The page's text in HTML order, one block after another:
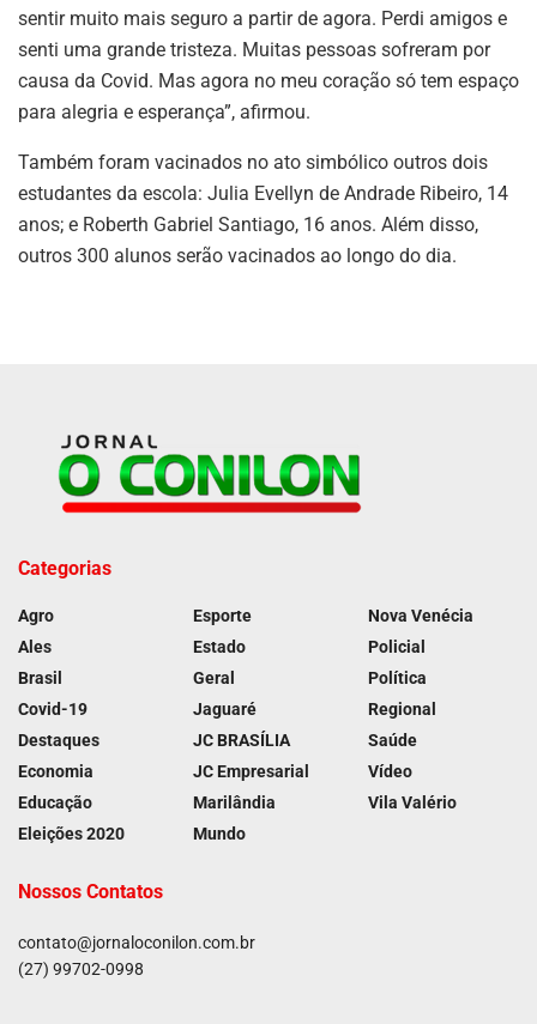
sentir muito mais seguro a partir de agora. Perdi amigos e
senti uma grande tristeza. Muitas pessoas sofreram por
causa da Covid. Mas agora no meu coração só tem espaço
para alegria e esperança”, afirmou.
Também foram vacinados no ato simbólico outros dois
estudantes da escola: Julia Evellyn de Andrade Ribeiro, 14
anos; e Roberth Gabriel Santiago, 16 anos. Além disso,
outros 300 alunos serão vacinados ao longo do dia.
Categorias
Agro
Ales
Brasil
Covid-19
Destaques
Economia
Educação
Eleições 2020
Esporte
Estado
Geral
Jaguaré
JC BRASÍLIA
JC Empresarial
Marilândia
Mundo
Nova Venécia
Policial
Política
Regional
Saúde
Vídeo
Vila Valério
Nossos Contatos
contato@jornaloconilon.com.br
(27) 99702-0998